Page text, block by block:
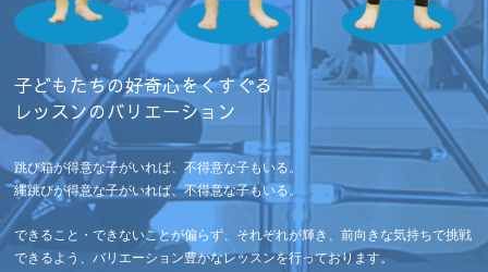
子どもたちの好奇心をくすぐる
レッスンのバリエーション
跳び箱が得意な子がいれば、不得意な子もいる。
縄跳びが得意な子がいれば、不得意な子もいる。
できること・できないことが偏らず、それぞれが輝き、前向きな気持ちで挑戦
できるよう、バリエーション豊かなレッスンを行っております。